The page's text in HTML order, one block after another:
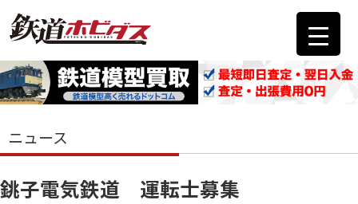
ニュース
銚子電気鉄道 運転士募集